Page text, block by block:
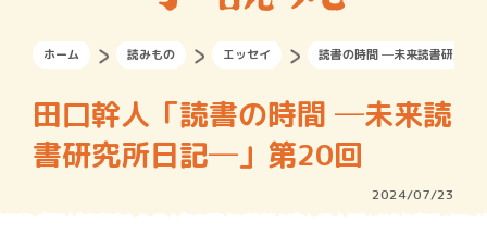
ホーム 読みもの エッセイ 読書の時間 ─未来読書研究所
田口幹人「読書の時間 ─未来読
書研究所日記─」第20回
2024/07/23